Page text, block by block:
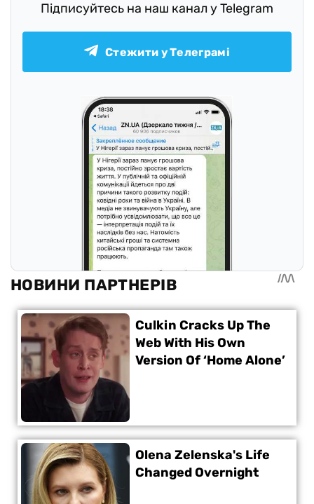
Підписуйтесь на наш канал у Telegram
Стежити у Телеграмі